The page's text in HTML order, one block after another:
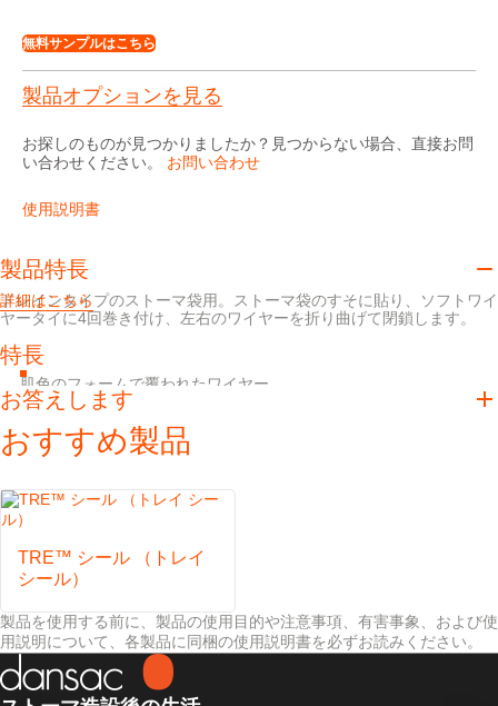
無料サンプルはこちら
製品オプションを見る
お探しのものが見つかりましたか？見つからない場合、直接お問
い合わせください。 お問い合わせ
使用説明書
製品特長
ドレインタイプのストーマ袋用。ストーマ袋のすそに貼り、ソフトワイ
ヤータイに4回巻き付け、左右のワイヤーを折り曲げて閉鎖します。
特長
肌色のフォームで覆われたワイヤー
やわらかい閉鎖用具
詳細はこちら
お答えします
おすすめ製品
TRE™ シール （トレイ
シール）
製品を使用する前に、製品の使用目的や注意事項、有害事象、および使
用説明について、各製品に同梱の使用説明書を必ずお読みください。